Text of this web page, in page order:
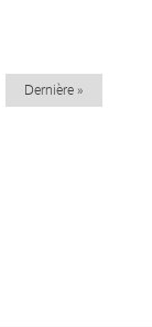
Dernière
Dernière »